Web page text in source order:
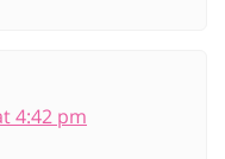
4:42 pm